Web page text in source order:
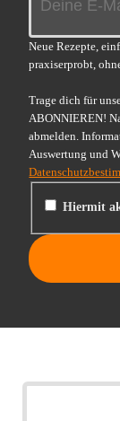
Neue Rezepte,
praxiserprobt,
Trage dich für
ABONNIEREN!
abmelden.
Auswertung und
Hiermit